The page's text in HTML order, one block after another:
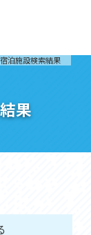
の理由
宿泊施設検索結果
果